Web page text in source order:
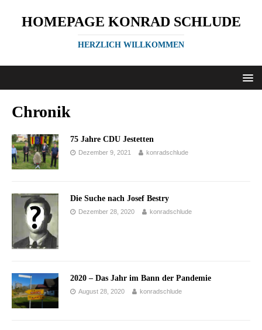
HOMEPAGE KONRAD SCHLUDE
HERZLICH WILLKOMMEN
Chronik
75 Jahre CDU Jestetten
Dezember 9, 2021 konradschlude
Die Suche nach Josef Bestry
Dezember 28, 2020 konradschlude
2020 – Das Jahr im Bann der Pandemie
August 28, 2020 konradschlude